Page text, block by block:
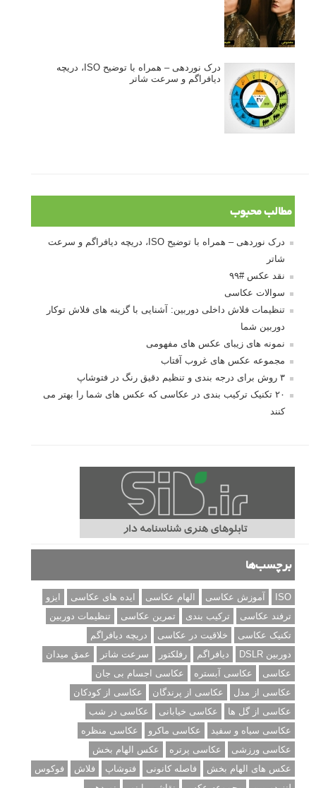
درک نوردهی – همراه با توضیح ISO، دریچه
دیافراگم و سرعت شاتر
مطالب محبوب
درک نوردهی – همراه با توضیح ISO، دریچه دیافراگم و سرعت
شاتر
نقد عکس #۹۹
سوالات عکاسی
تنظیمات فلاش داخلی دوربین: آشنایی با گزینه های فلاش توکار
دوربین شما
نمونه های زیبای عکس های مفهومی
مجموعه عکس های غروب آفتاب
۳ روش برای درجه بندی و تنظیم دقیق رنگ در فتوشاپ
۲۰ تکنیک ترکیب بندی در عکاسی که عکس های شما را بهتر می
کنند
برچسب‌ها
ISO آموزش عکاسی الهام عکاسی ایده های عکاسی
ایزو
ترفند عکاسی
ترکیب بندی تمرین عکاسی
تنظیمات دوربین
تکنیک عکاسی
خلاقیت در عکاسی
دریچه دیافراگم
دوربین DSLR
دیافراگم رفلکتور سرعت شاتر
عمق میدان
عکاسی
عکاسی آبستره
عکاسی اجسام بی جان
عکاسی از مدل
عکاسی از پرندگان
عکاسی از کودکان
عکاسی از گل ها
عکاسی خیابانی
عکاسی در شب
عکاسی سیاه و سفید
عکاسی ماکرو
عکاسی منظره
عکاسی ورزشی
عکاسی پرتره
عکس الهام بخش
عکس های الهام بخش
فاصله کانونی فتوشاپ فلاش
فوکوس